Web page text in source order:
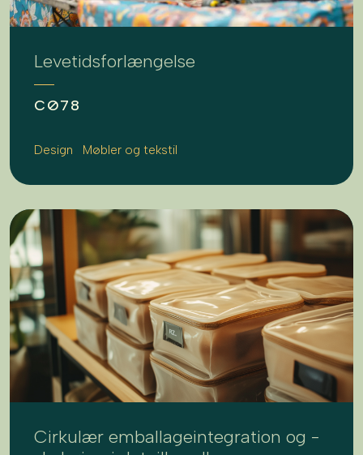
Levetidsforlængelse
CØ78
Design Møbler og tekstil
Cirkulær emballageintegration og -